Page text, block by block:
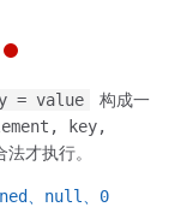
= value
构成一
key,
才执行。
、null、0